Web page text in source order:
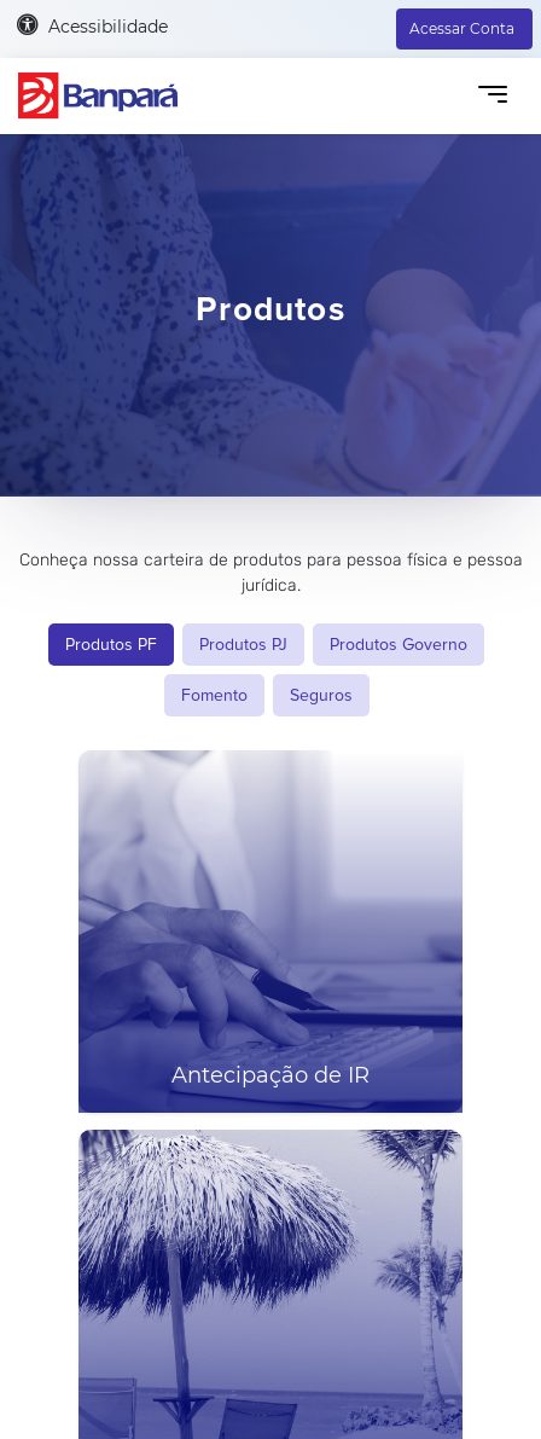
Acessibilidade Acessar Conta
Produtos
Conheça nossa carteira de produtos para pessoa física e pessoa
jurídica.
Produtos PF Produtos PJ Produtos Governo
Fomento Seguros
Antecipação de IR